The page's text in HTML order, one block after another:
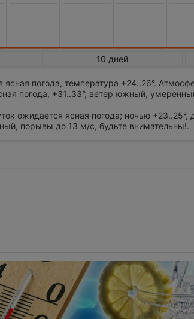
10 дней
ясная погода, температура +24..26°.
погода, +31..33°, ветер южный,
ожидается ясная погода; ночью
порывы до 13 м/с, будьте внимательны!.